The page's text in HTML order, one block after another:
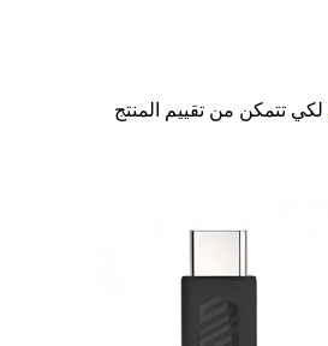
لكي تتمكن من تقييم المنتج